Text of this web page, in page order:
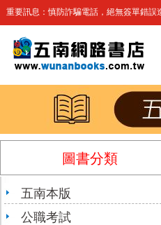
重要訊息：慎防詐騙電話，絕無簽單錯
圖書分類
五南本版
公職考試